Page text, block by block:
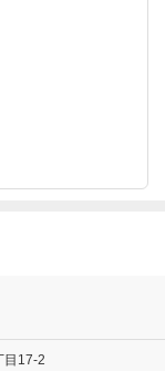
目17-2